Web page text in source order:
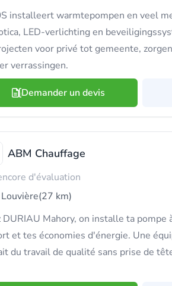
installeert warmtepompen en veel
LED-verlichting en
voor privé tot gemeente,
verrassingen.
Demander un devis
ABM Chauffage
d'évaluation
(27 km)
DURIAU Mahory, on installe ta pompe
et tes économies d'énergie. Une
du travail de qualité sans prise de